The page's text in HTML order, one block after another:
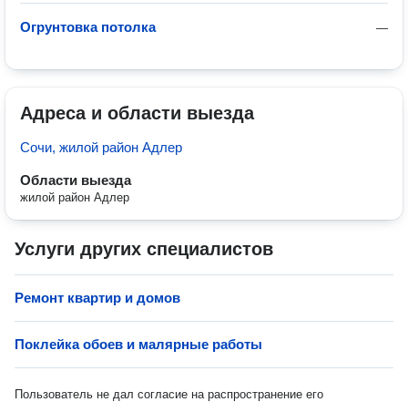
—
Огрунтовка потолка
Адреса и области выезда
Сочи, жилой район Адлер
Области выезда
жилой район Адлер
Услуги других специалистов
Ремонт квартир и домов
Поклейка обоев и малярные работы
Пользователь не дал согласие на распространение его